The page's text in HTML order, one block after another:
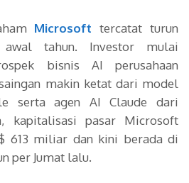
Microsoft tercatat turun
tahun. Investor mulai
bisnis AI perusahaan
makin ketat dari model
serta agen AI Claude dari
kapitalisasi pasar Microsoft
613 miliar dan kini berada di
per Jumat lalu.